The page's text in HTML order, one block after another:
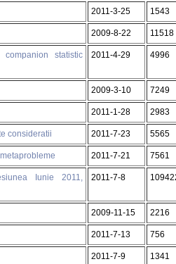
2011-3-25 1543
2009-8-22 11518
statistic
2011-4-29 4996
2009-3-10 7249
2011-1-28 2983
consideratii 2011-7-23 5565
2011-7-21 7561
Iunie 2011,
2011-7-8
2009-11-15 2216
2011-7-13 756
2011-7-9 1341